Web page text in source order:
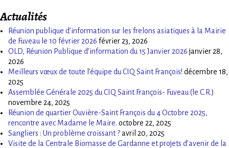
Actualités
Réunion publique d’information sur les frelons asiatiques à la Mairie
de Fuveau le 10 février 2026 février 23, 2026
OLD, Réunion Publique d’information du 15 Janvier 2026 janvier 28,
2026
Meilleurs vœux de toute l’équipe du CIQ Saint François! décembre 18,
2025
Assemblée Générale 2025 du CIQ Saint François- Fuveau (le C.R.)
novembre 24, 2025
Réunion de quartier Ouvière-Saint François du 4 Octobre 2025,
rencontre avec Madame le Maire. octobre 22, 2025
Sangliers : Un problème croissant ?avril 20, 2025
Visite de la Centrale Biomasse de Gardanne et projets d’avenir de la